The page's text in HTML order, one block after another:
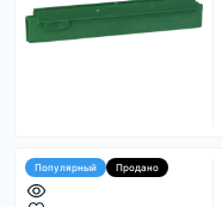
Популярный Продано